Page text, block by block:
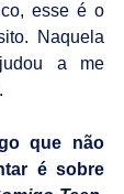
esse é o
Naquela
a me
que não
é sobre